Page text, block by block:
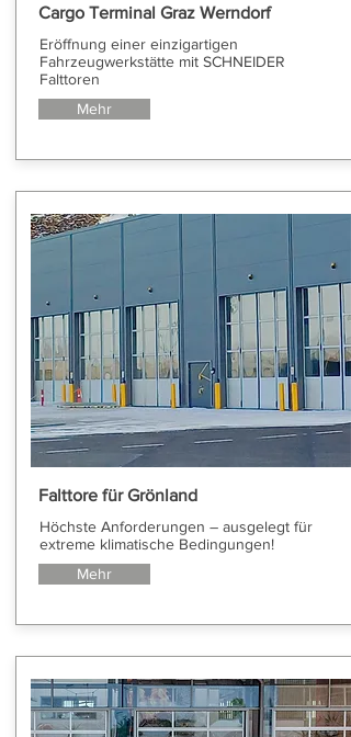
Eröffnung einer einzigartigen
Fahrzeugwerkstätte mit SCHNEIDER
Falttoren
Cargo Terminal Graz Werndorf
Mehr
Höchste Anforderungen – ausgelegt für
extreme klimatische Bedingungen!
Falttore für Grönland
Mehr